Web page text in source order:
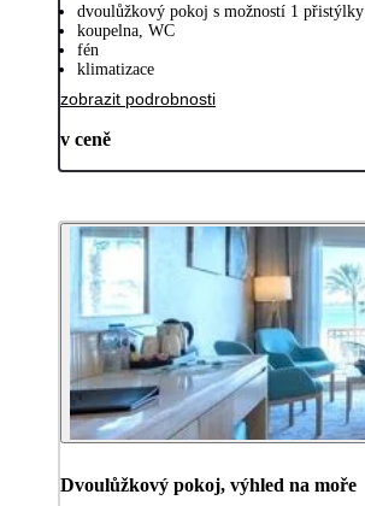
dvoulůžkový pokoj s možností 1 přistýlky
koupelna, WC
fén
klimatizace
zobrazit podrobnosti
v ceně
Dvoulůžkový pokoj, výhled na moře